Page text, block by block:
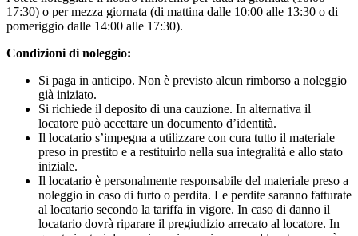
17:30) o per mezza giornata (di mattina dalle 10:00 alle 13:30 o di
pomeriggio dalle 14:00 alle 17:30).
Condizioni di noleggio:
Si paga in anticipo. Non è previsto alcun rimborso a noleggio
già iniziato.
Si richiede il deposito di una cauzione. In alternativa il
locatore può accettare un documento d’identità.
Il locatario s’impegna a utilizzare con cura tutto il materiale
preso in prestito e a restituirlo nella sua integralità e allo stato
iniziale.
Il locatario è personalmente responsabile del materiale preso a
noleggio in caso di furto o perdita. Le perdite saranno fatturate
al locatario secondo la tariffa in vigore. In caso di danno il
locatario dovrà riparare il pregiudizio arrecato al locatore. In